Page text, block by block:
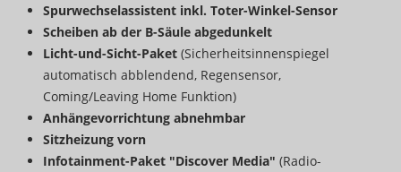
Spurwechselassistent inkl. Toter-Winkel-Sensor
Scheiben ab der B-Säule abgedunkelt
Licht-und-Sicht-Paket (Sicherheitsinnenspiegel
automatisch abblendend, Regensensor,
Coming/Leaving Home Funktion)
Anhängevorrichtung abnehmbar
Sitzheizung vorn
Infotainment-Paket "Discover Media" (Radio-